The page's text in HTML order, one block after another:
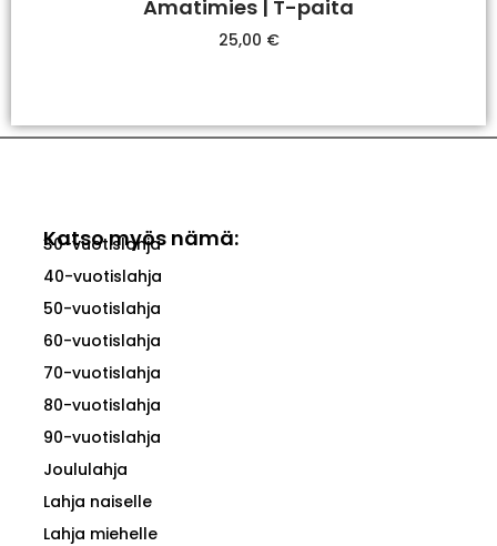
Amatimies | T-paita
25,00 €
Katso myös nämä:
30-vuotislahja
40-vuotislahja
50-vuotislahja
60-vuotislahja
70-vuotislahja
80-vuotislahja
90-vuotislahja
Joululahja
Lahja naiselle
Lahja miehelle